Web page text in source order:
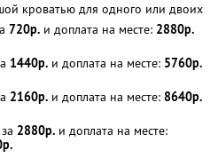
кроватью для одного или двоих
720р. и доплата на месте: 2880р.
1440р. и доплата на месте: 5760р.
2160р. и доплата на месте: 8640р.
2880р. и доплата на месте: